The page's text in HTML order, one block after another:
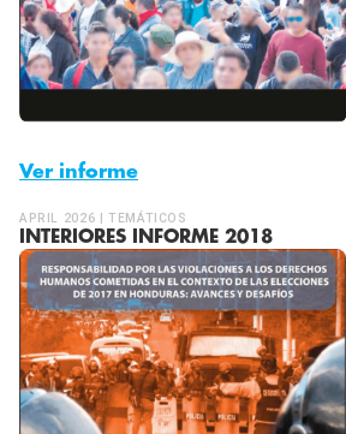
Ver informe
APRIL 2026 | TEMÁTICOS
INTERIORES INFORME 2018